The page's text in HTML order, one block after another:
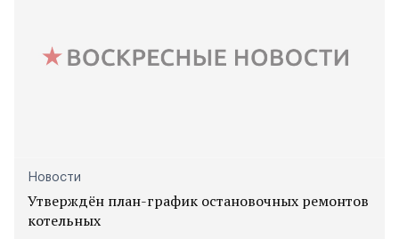
Новости
Утверждён план-график остановочных ремонтов
котельных